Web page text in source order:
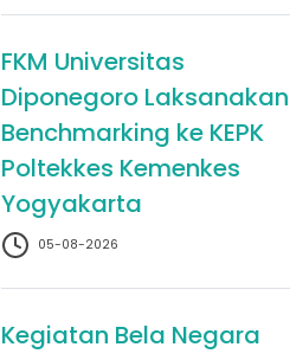
FKM Universitas
Diponegoro Laksanakan
Benchmarking ke KEPK
Poltekkes Kemenkes
Yogyakarta
05-08-2026
Kegiatan Bela Negara